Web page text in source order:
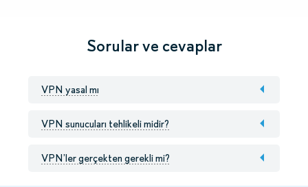
Sorular ve cevaplar
VPN yasal mı
VPN sunucuları tehlikeli midir?
VPN’ler gerçekten gerekli mi?